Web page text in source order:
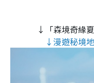
↓「森境奇緣
↓漫遊秘境